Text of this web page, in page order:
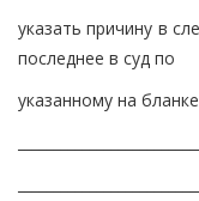
указать причину в
последнее в суд по
указанному на